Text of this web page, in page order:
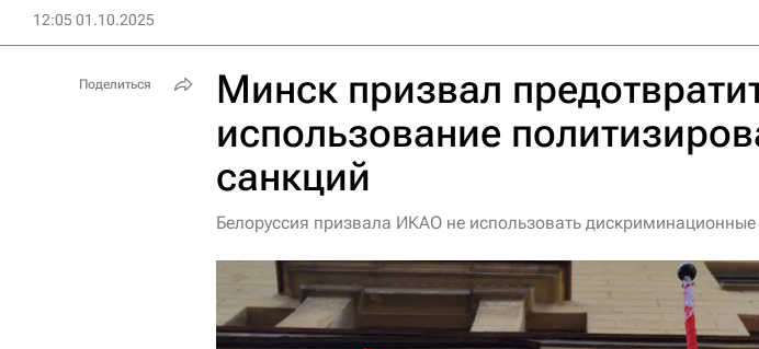
12:05 01.10.2025
Минск призвал
использование
санкций
Белоруссия призвала ИКАО не использовать
Поделиться